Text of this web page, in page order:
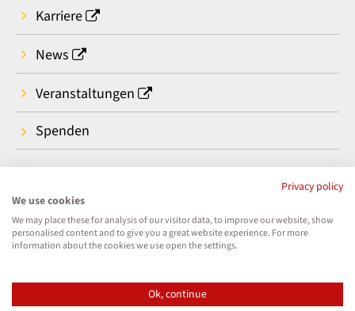
Karriere
News
Veranstaltungen
Spenden
Privacy policy
We use cookies
We may place these for analysis of our visitor data, to improve our website, show
personalised content and to give you a great website experience. For more
information about the cookies we use open the settings.
Ok, continue